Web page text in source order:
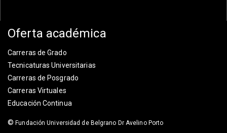
Oferta académica
Carreras de Grado
Tecnicaturas Universitarias
Carreras de Posgrado
Carreras Virtuales
Educación Continua
© Fundación Universidad de Belgrano Dr Avelino Porto